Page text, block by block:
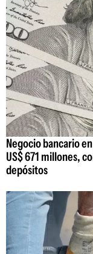
Negocio bancario
US$ 671 millones,
depósitos